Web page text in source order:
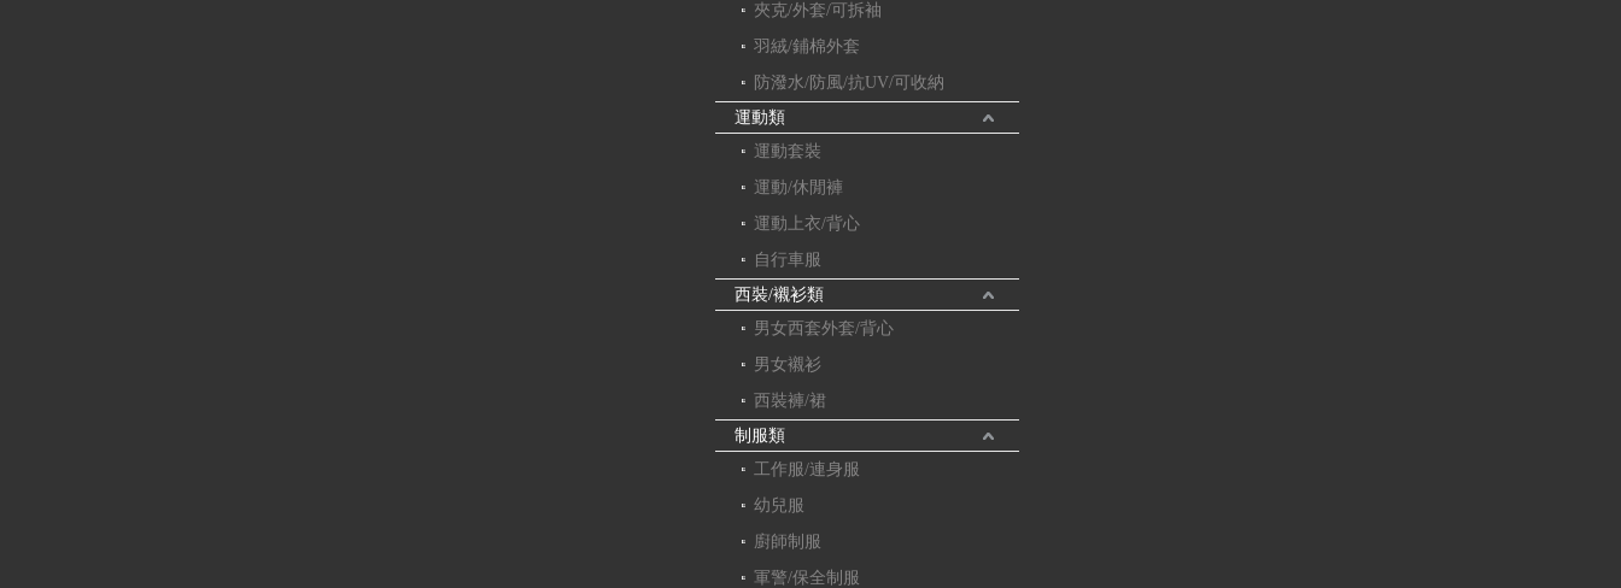
夾克/外套/可拆袖
羽絨/鋪棉外套
防潑水/防風/抗UV/可收納
運動類
運動套裝
運動/休閒褲
運動上衣/背心
自行車服
西裝/襯衫類
男女西套外套/背心
男女襯衫
西裝褲/裙
制服類
工作服/連身服
幼兒服
廚師制服
軍警/保全制服